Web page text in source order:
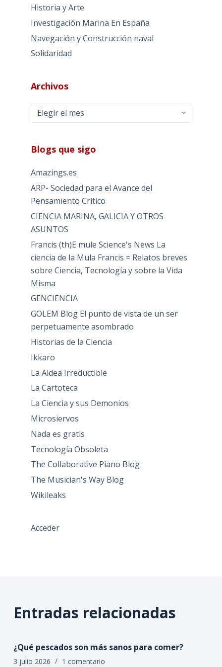
Historia y Arte
Investigación Marina En España
Navegación y Construcción naval
Solidaridad
Archivos
Archivos
Blogs que sigo
Amazings.es
ARP- Sociedad para el Avance del
Pensamiento Crítico
CIENCIA MARINA, GALICIA Y OTROS
ASUNTOS
Francis (th)E mule Science's News La
ciencia de la Mula Francis = Relatos breves
sobre Ciencia, Tecnología y sobre la Vida
Misma
GENCIENCIA
GOLEM Blog El punto de vista de un ser
perpetuamente asombrado
Historias de la Ciencia
Ikkaro
La Aldea Irreductible
La Cartoteca
La Ciencia y sus Demonios
Microsiervos
Nada es gratis
Tecnología Obsoleta
The Collaborative Piano Blog
The Musician's Way Blog
Wikileaks
Acceder
Entradas relacionadas
¿Qué pescados son más sanos para comer?
3 julio 2026 1 comentario